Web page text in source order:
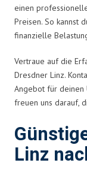
einen
Preisen. So kannst
finanzielle
Vertraue auf die
Dresdner Linz.
Angebot für deinen
freuen uns darauf,
Linz